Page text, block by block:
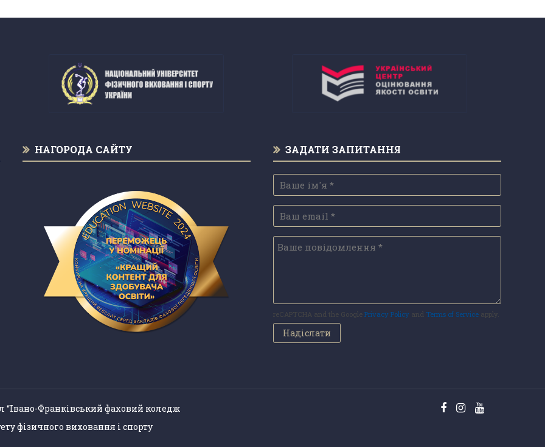
НАГОРОДА САЙТУ ЗАДАТИ ЗАПИТАННЯ
reCAPTCHA and the Google Privacy Policy and Terms of Serviceapply.
“Івано-Франківський фаховий коледж
фізичного виховання і спорту